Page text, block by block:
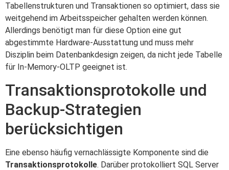
Tabellenstrukturen und Transaktionen so optimiert, dass sie
weitgehend im Arbeitsspeicher gehalten werden können.
Allerdings benötigt man für diese Option eine gut
abgestimmte Hardware-Ausstattung und muss mehr
Disziplin beim Datenbankdesign zeigen, da nicht jede Tabelle
für In-Memory-OLTP geeignet ist.
Transaktionsprotokolle und
Backup-Strategien
berücksichtigen
Eine ebenso häufig vernachlässigte Komponente sind die
Transaktionsprotokolle. Darüber protokolliert SQL Server